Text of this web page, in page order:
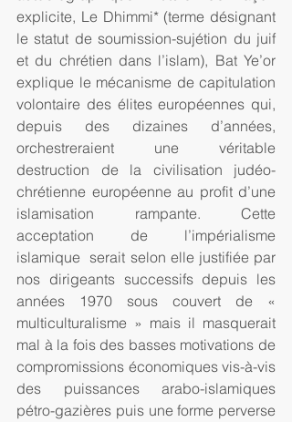
explicite, Le Dhimmi* (terme désignant
le statut de soumission-sujétion du juif
et du chrétien dans l’islam), Bat Ye’or
explique le mécanisme de capitulation
volontaire des élites européennes qui,
depuis des dizaines d’années,
orchestreraient une véritable
destruction de la civilisation judéo-
chrétienne européenne au profit d’une
islamisation rampante. Cette
acceptation de l’impérialisme
islamique  serait selon elle justifiée par
nos dirigeants successifs depuis les
années 1970 sous couvert de «
multiculturalisme » mais il masquerait
mal à la fois des basses motivations de
compromissions économiques vis-à-vis
des puissances arabo-islamiques
pétro-gazières puis une forme perverse